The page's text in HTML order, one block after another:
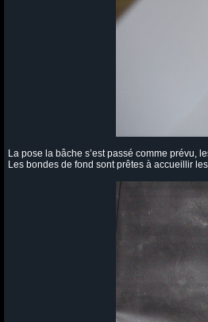
La pose la bâche s’est passé comme prévu,
Les bondes de fond sont prêtes à accueillir